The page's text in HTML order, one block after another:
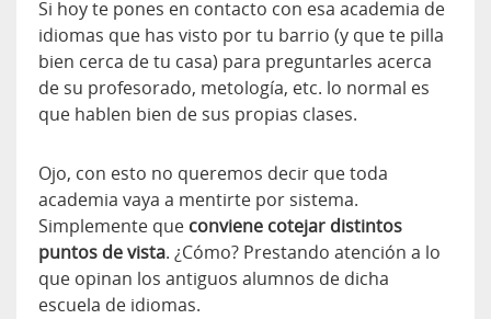
Si hoy te pones en contacto con esa academia de
idiomas que has visto por tu barrio (y que te pilla
bien cerca de tu casa) para preguntarles acerca
de su profesorado, metología, etc. lo normal es
que hablen bien de sus propias clases.
Ojo, con esto no queremos decir que toda
academia vaya a mentirte por sistema.
Simplemente que conviene cotejar distintos
puntos de vista. ¿Cómo? Prestando atención a lo
que opinan los antiguos alumnos de dicha
escuela de idiomas.